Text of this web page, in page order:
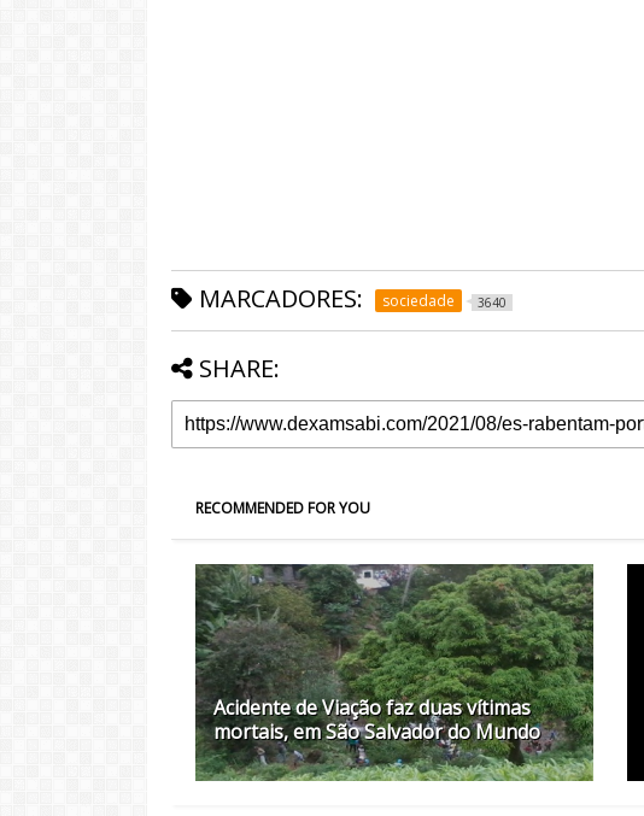
MARCADORES: sociedade 3640
SHARE:
RECOMMENDED FOR YOU
Acidente de Viação faz duas vítimas
mortais, em São Salvador do Mundo